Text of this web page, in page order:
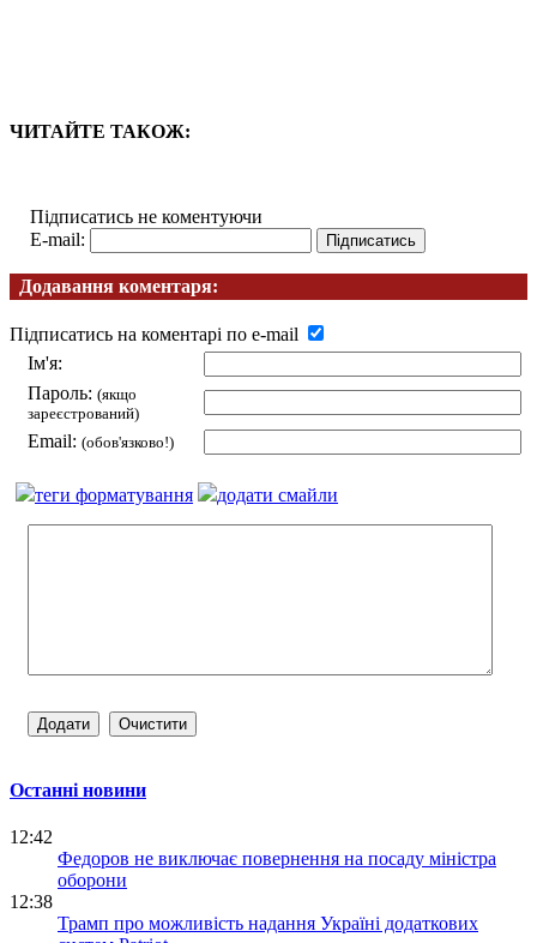
ЧИТАЙТЕ ТАКОЖ:
Підписатись не коментуючи
E-mail:
Додавання коментаря:
Підписатись на коментарі по e-mail
Ім'я:
Пароль: (якщо
зареєстрований)
Email: (обов'язково!)
теги форматування додати смайли
Останні новини
12:42
Федоров не виключає повернення на посаду міністра
оборони
12:38
Трамп про можливість надання Україні додаткових